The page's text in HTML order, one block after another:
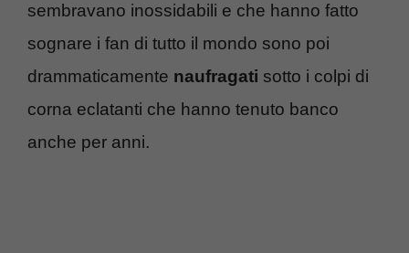
sembravano inossidabili e che hanno fatto
sognare i fan di tutto il mondo sono poi
drammaticamente naufragati sotto i colpi di
corna eclatanti che hanno tenuto banco
anche per anni.